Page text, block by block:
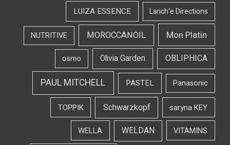
Larich'e Directions
LUIZA ESSENCE
Mon Platin
MOROCCANOIL
NUTRITIVE
OBLIPHICA
Olivia Garden
osmo
Panasonic
PASTEL
PAUL MITCHELL
saryna KEY
Schwarzkopf
TOPPIK
VITAMINS
WELDAN
WELLA